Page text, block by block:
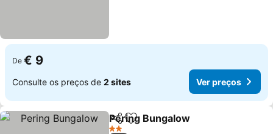
De € 9
Consulte os preços de 2 sites Ver preços
PartilharAdicionar aos favoritos
Pering Bungalow